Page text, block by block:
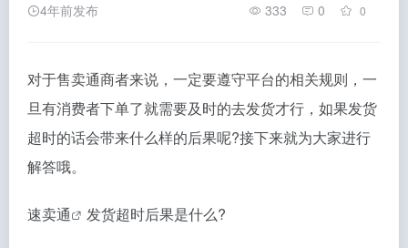
4年前发布 333 0 0
对于售卖通商者来说，一定要遵守平台的相关规则，一
旦有消费者下单了就需要及时的去发货才行，如果发货
超时的话会带来什么样的后果呢?接下来就为大家进行
解答哦。
速卖通 发货超时后果是什么?